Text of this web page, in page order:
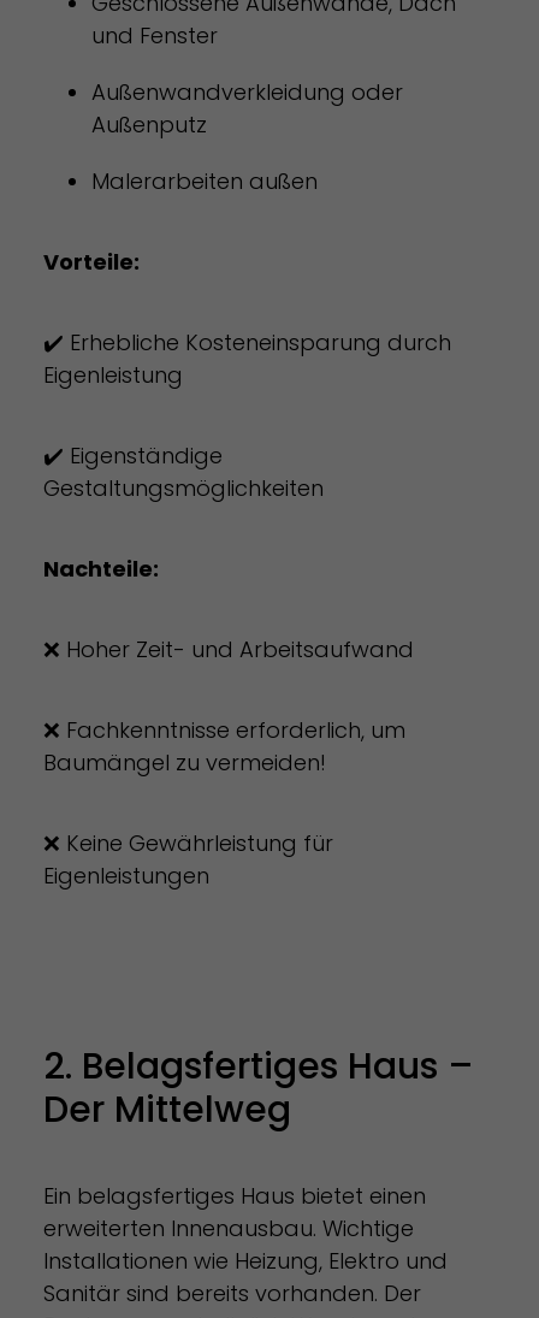
und Fenster
Außenwandverkleidung oder
Außenputz
Malerarbeiten außen
Vorteile:
✔️ Erhebliche Kosteneinsparung durch
Eigenleistung
✔️ Eigenständige
Gestaltungsmöglichkeiten
Nachteile:
❌ Hoher Zeit- und Arbeitsaufwand
❌ Fachkenntnisse erforderlich, um
Baumängel zu vermeiden!
❌ Keine Gewährleistung für
Eigenleistungen
2. Belagsfertiges Haus –
Der Mittelweg
Ein belagsfertiges Haus bietet einen
erweiterten Innenausbau. Wichtige
Installationen wie Heizung, Elektro und
Sanitär sind bereits vorhanden. Der